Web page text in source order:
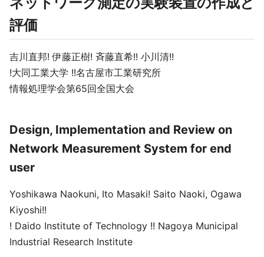
評価
吉川直邦! 伊藤正樹! 斉藤直希!! 小川清!!
!大同工業大学 !!名古屋市工業研究所
情報処理学会第65回全国大会
Design, Implementation and Review on
Network Measurement System for end
user
Yoshikawa Naokuni, Ito Masaki! Saito Naoki, Ogawa
Kiyoshi!!
! Daido Institute of Technology !! Nagoya Municipal
Industrial Research Institute